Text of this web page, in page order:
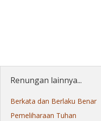
Renungan lainnya...
Berkata dan Berlaku Benar
Pemeliharaan Tuhan